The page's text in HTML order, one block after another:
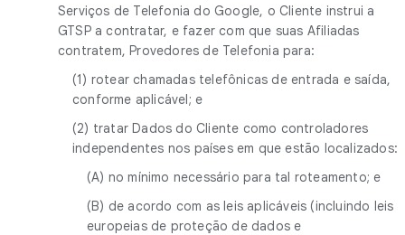
Serviços de Telefonia do Google, o Cliente instrui a
GTSP a contratar, e fazer com que suas Afiliadas
contratem, Provedores de Telefonia para:
(1) rotear chamadas telefônicas de entrada e saída,
conforme aplicável; e
(2) tratar Dados do Cliente como controladores
independentes nos países em que estão localizados:
(A) no mínimo necessário para tal roteamento; e
(B) de acordo com as leis aplicáveis (incluindo leis
europeias de proteção de dados e